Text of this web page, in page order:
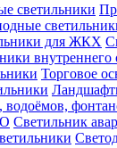
светильники
для ЖКХ
внутреннего
Торговое
водоёмов,
Светильник